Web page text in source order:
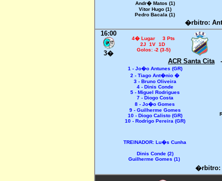
Andr� Matos (1)
Vitor Hugo (1)
Pedro Bacala (1)
�rbitro:
16:00
3�
4� Lugar 3 Pts
2J 1V 1D
Golos: -2 (3-5)
ACR Santa Cita -
1 - Jo�o Antunes (GR)
2 - Tiago Ant�nio �
3 - Bruno Oliveira
4 - Dinis Conde
5 - Miguel Rodrigues
7 - Diogo Costa
8 - Jo�o Gomes
9 - Guilherme Gomes
10 - Diogo Calisto (GR)
10 - Rodrigo Pereira (GR)
TREINADOR: Lu�s Cunha
Dinis Conde (2)
Guilherme Gomes (1)
�rbitro: